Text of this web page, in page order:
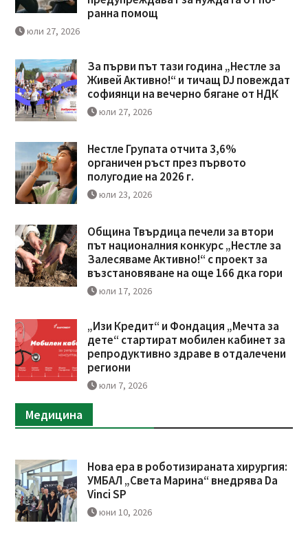
ранна помощ
юли 27, 2026
За първи път тази година „Нестле за
Живей Активно!“ и тичащ DJ повеждат
софиянци на вечерно бягане от НДК
юли 27, 2026
Нестле Групата отчита 3,6%
органичен ръст през първото
полугодие на 2026 г.
юли 23, 2026
Община Твърдица печели за втори
път националния конкурс „Нестле за
Залесяваме Активно!“ с проект за
възстановяване на още 166 дка гори
юли 17, 2026
„Изи Кредит“ и Фондация „Мечта за
дете“ стартират мобилен кабинет за
репродуктивно здраве в отдалечени
региони
юли 7, 2026
Медицина
Нова ера в роботизираната хирургия:
УМБАЛ „Света Марина“ внедрява Da
Vinci SP
юни 10, 2026